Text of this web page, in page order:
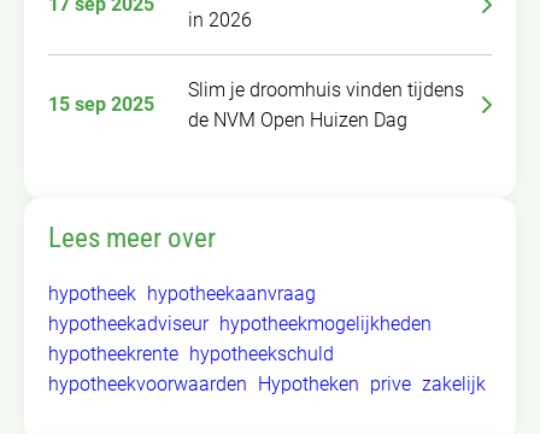
17 sep 2025
in 2026
15 sep 2025
Slim je droomhuis vinden tijdens
de NVM Open Huizen Dag
Lees meer over
hypotheek hypotheekaanvraag
hypotheekadviseur hypotheekmogelijkheden
hypotheekrente hypotheekschuld
hypotheekvoorwaarden Hypotheken prive zakelijk